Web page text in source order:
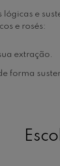
lógicas e
e rosés:
extração.
forma